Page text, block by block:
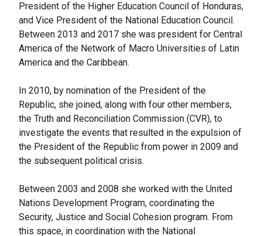
President of the Higher Education Council of Honduras,
and Vice President of the National Education Council.
Between 2013 and 2017 she was president for Central
America of the Network of Macro Universities of Latin
America and the Caribbean.
In 2010, by nomination of the President of the
Republic, she joined, along with four other members,
the Truth and Reconciliation Commission (CVR), to
investigate the events that resulted in the expulsion of
the President of the Republic from power in 2009 and
the subsequent political crisis.
Between 2003 and 2008 she worked with the United
Nations Development Program, coordinating the
Security, Justice and Social Cohesion program. From
this space, in coordination with the National